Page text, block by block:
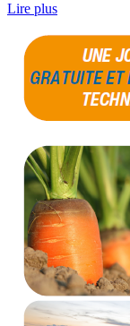
Lire plus